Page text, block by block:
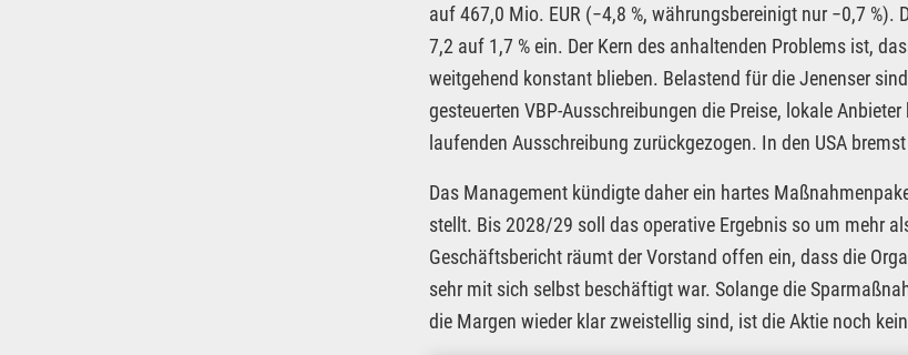
auf 467,0 Mio. EUR (−4,8 %, währungsbereinigt nur −0,7
7,2 auf 1,7 % ein. Der Kern des anhaltenden Problems ist,
weitgehend konstant blieben. Belastend für die Jenenser
gesteuerten VBP-Ausschreibungen die Preise, lokale
laufenden Ausschreibung zurückgezogen. In den USA
Das Management kündigte daher ein hartes
stellt. Bis 2028/29 soll das operative Ergebnis so um mehr
Geschäftsbericht räumt der Vorstand offen ein, dass die
sehr mit sich selbst beschäftigt war. Solange die
die Margen wieder klar zweistellig sind, ist die Aktie noch